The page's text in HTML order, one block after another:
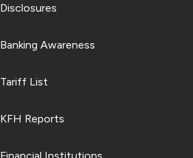
Disclosures
Banking Awareness
Tariff List
KFH Reports